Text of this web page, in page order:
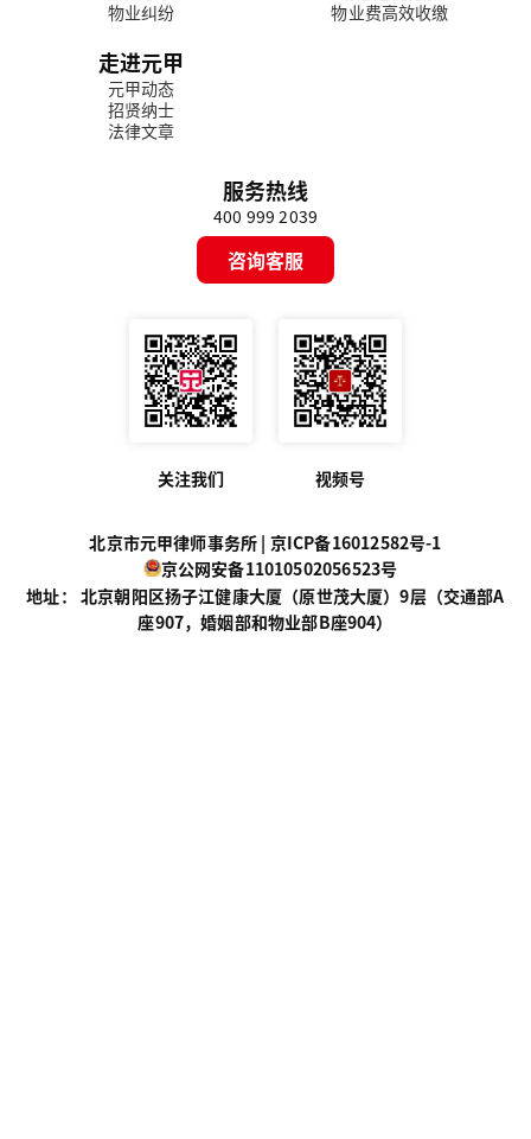
物业纠纷
物业费高效收缴
走进元甲
元甲动态
招贤纳士
法律文章
服务热线
400 999 2039
咨询客服
关注我们 视频号
北京市元甲律师事务所 | 京ICP备16012582号-1
京公网安备11010502056523号
地址： 北京朝阳区扬子江健康大厦（原世茂大厦）9层（交通部A
座907，婚姻部和物业部B座904）